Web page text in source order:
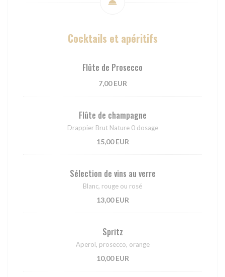
Cocktails et apéritifs
Flûte de Prosecco
7,00 EUR
Flûte de champagne
Drappier Brut Nature 0 dosage
15,00 EUR
Sélection de vins au verre
Blanc, rouge ou rosé
13,00 EUR
Spritz
Aperol, prosecco, orange
10,00 EUR